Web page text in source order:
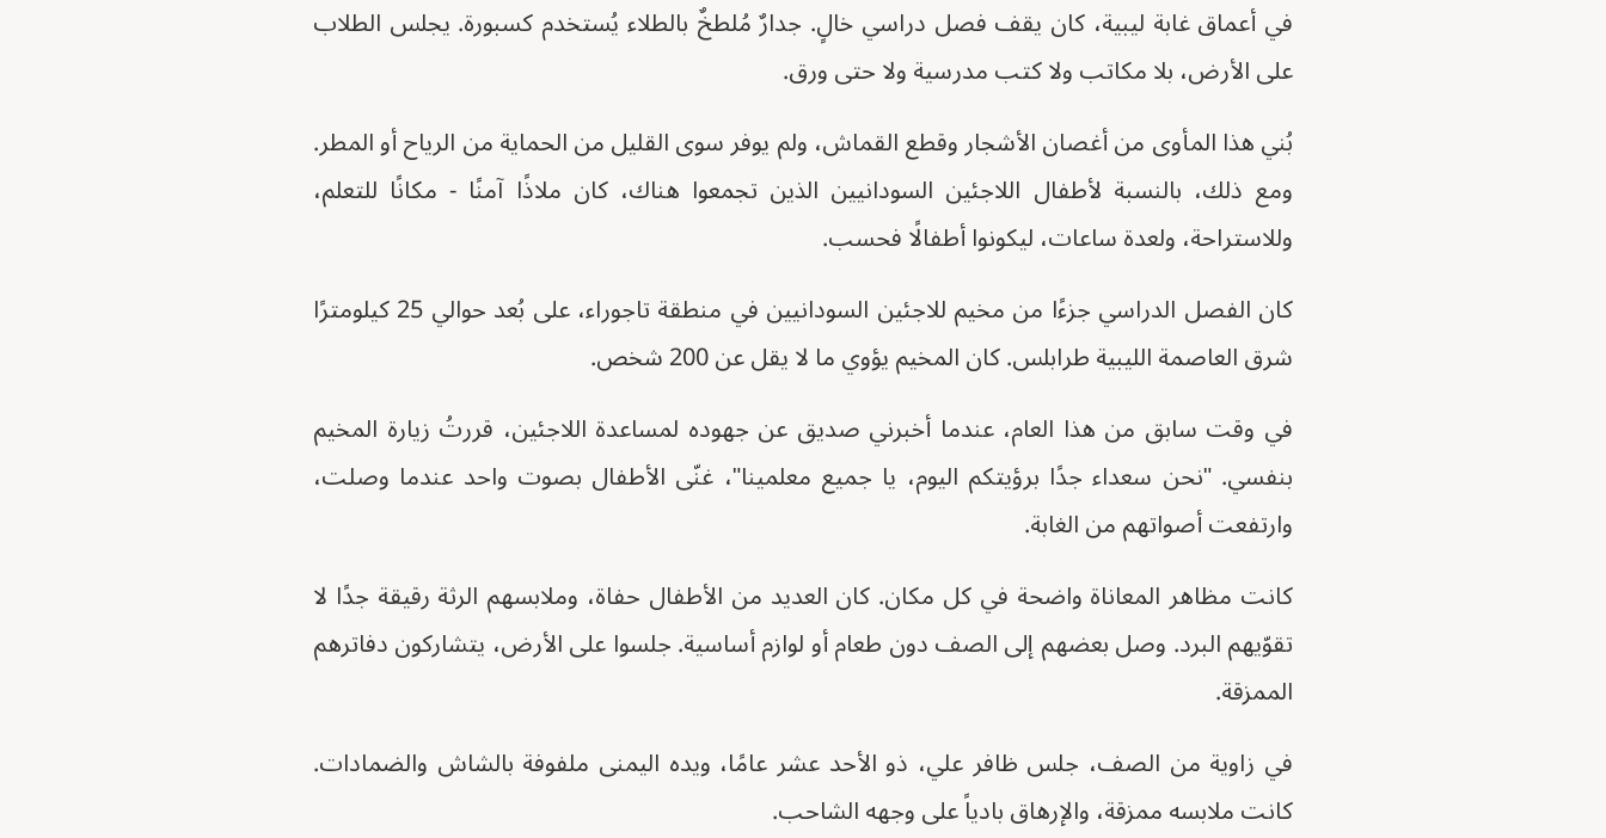
في أعماق غابة ليبية، كان يقف فصل دراسي خالٍ. جدارٌ مُلطخٌ بالطلاء يُستخدم كسبورة. يجلس الطلاب
على الأرض، بلا مكاتب ولا كتب مدرسية ولا حتى ورق.
بُني هذا المأوى من أغصان الأشجار وقطع القماش، ولم يوفر سوى القليل من الحماية من الرياح أو المطر.
ومع ذلك، بالنسبة لأطفال اللاجئين السودانيين الذين تجمعوا هناك، كان ملاذًا آمنًا - مكانًا للتعلم،
وللاستراحة، ولعدة ساعات، ليكونوا أطفالًا فحسب.
كان الفصل الدراسي جزءًا من مخيم للاجئين السودانيين في منطقة تاجوراء، على بُعد حوالي 25 كيلومترًا
شرق العاصمة الليبية طرابلس. كان المخيم يؤوي ما لا يقل عن 200 شخص.
في وقت سابق من هذا العام، عندما أخبرني صديق عن جهوده لمساعدة اللاجئين، قررتُ زيارة المخيم
بنفسي. "نحن سعداء جدًا برؤيتكم اليوم، يا جميع معلمينا"، غنّى الأطفال بصوت واحد عندما وصلت،
وارتفعت أصواتهم من الغابة.
كانت مظاهر المعاناة واضحة في كل مكان. كان العديد من الأطفال حفاة، وملابسهم الرثة رقيقة جدًا لا
تقوّيهم البرد. وصل بعضهم إلى الصف دون طعام أو لوازم أساسية. جلسوا على الأرض، يتشاركون دفاترهم
الممزقة.
في زاوية من الصف، جلس ظافر علي، ذو الأحد عشر عامًا، ويده اليمنى ملفوفة بالشاش والضمادات.
كانت ملابسه ممزقة، والإرهاق بادياً على وجهه الشاحب.